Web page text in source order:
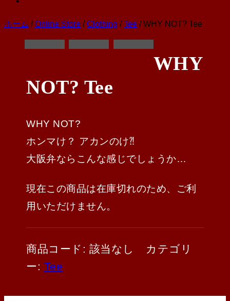
ホーム /Online Store /Clothing /Tee / WHY NOT? Tee
WHY
NOT? Tee
WHY NOT?
ホンマけ？ アカンのけ⁈
大阪弁ならこんな感じでしょうか…
現在この商品は在庫切れのため、ご利
用いただけません。
商品コード: 該当なし
カテゴリ
ー: Tee